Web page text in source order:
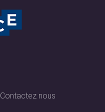
Contactez nous